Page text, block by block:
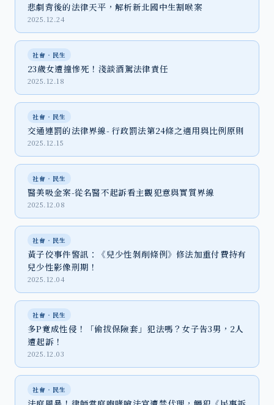
悲劇背後的法律天平，解析新北國中生割喉案
2025.12.24
社會‧民生
23歲女遭撞慘死！淺談酒駕法律責任
2025.12.18
社會‧民生
交通連罰的法律界線- 行政罰法第24條之適用與比例原則
2025.12.15
社會‧民生
醫美吸金案-從名醫不起訴看主觀犯意與實質界線
2025.12.08
社會‧民生
黃子佼事件警訊：《兒少性剝削條例》修法加重付費持有
兒少性影像刑期！
2025.12.04
社會‧民生
多P竟成性侵！「偷拔保險套」犯法嗎？女子告3男，2人
遭起訴！
2025.12.03
社會‧民生